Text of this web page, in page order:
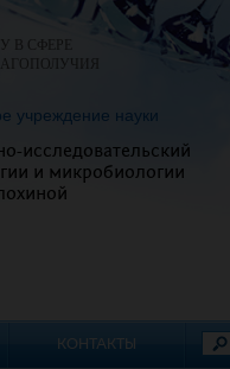
В СФЕРЕ
учреждение науки
исследовательский
и микробиологии
КОНТАКТЫ